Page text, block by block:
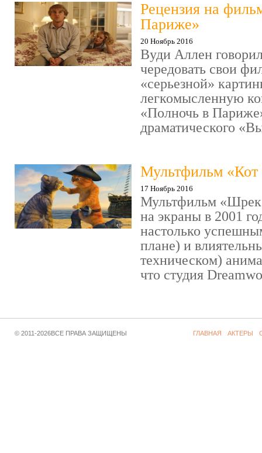
Рецензия на
Париже»
20 Ноябрь 2016
Вуди Аллен
чередовать свои
«серьезной»
легкомысленную
«Полночь в
драматического
Мультфильм «Кот
17 Ноябрь 2016
Мультфильм
на экраны в 2001
настолько
плане) и
техническом)
что студия
© 2011-2026ВСЕ ПРАВА ЗАЩИЩЕНЫ ГЛАВНАЯ АКТЕРЫ